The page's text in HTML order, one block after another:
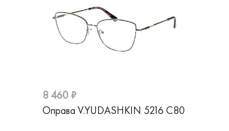
8 460 ₽
Оправа V.YUDASHKIN 5216 C80